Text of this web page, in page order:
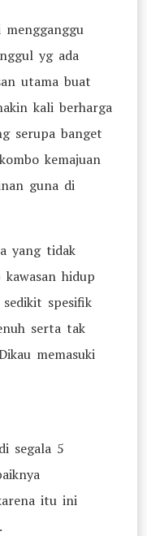
yg ada
utama buat
kali berharga
serupa banget
kemajuan
guna di
yang tidak
hidup
spesifik
serta tak
memasuki
segala 5
itu ini